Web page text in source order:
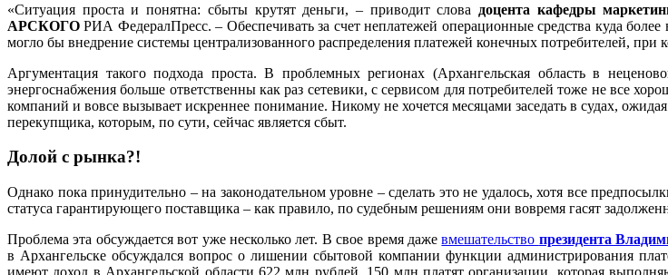
«Ситуация проста и понятна: сбыты крутят деньги, – приводит слова доцента кафедры
АРСКОГО РИА ФедералПресс. – Обеспечивать за счет неплатежей операционные средства куда
могло бы внедрение системы централизованного распределения платежей конечных потребителей,
Аргументация такого подхода проста. В проблемных регионах (Архангельская область в
энергоснабжения больше ответственны как раз сетевики, с сервисом для потребителей тоже не все
компаний и вовсе вызывает искреннее понимание. Никому не хочется месяцами заседать в судах,
перекупщика, которым, по сути, сейчас является сбыт.
Долой с рынка?!
Однако пока принудительно – на законодательном уровне – сделать это не удалось, хотя все
статуса гарантирующего поставщика – как правило, по судебным решениям они вовремя гасят
Проблема эта обсуждается вот уже несколько лет. В свое время дажевмешательство президента
в Архангельске обсуждался вопрос о лишении сбытовой компании функции администрирования
имеют доход в Архангельской области 622 млн рублей. 150 млн платят организации, которая